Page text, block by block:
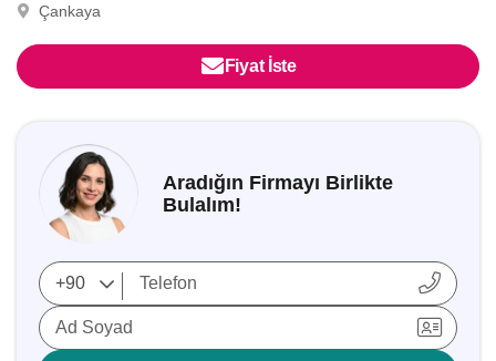
Çankaya
Fiyat İste
Aradığın Firmayı Birlikte
Bulalım!
Ad Soyad